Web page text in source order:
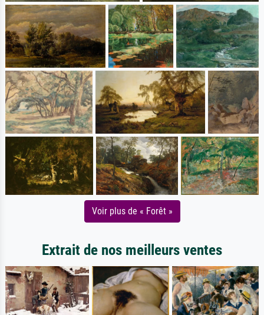
Voir plus de « Forêt »
Extrait de nos meilleurs ventes